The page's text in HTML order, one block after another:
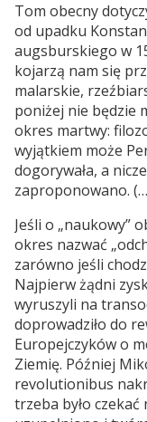
Tom obecny
od upadku
augsburskiego w
kojarzą nam się
malarskie,
poniżej nie będzie
okres martwy:
wyjątkiem może
dogorywała, a
zaproponowano.
Jeśli o „naukowy”
okres nazwać
zarówno jeśli
Najpierw żądni
wyruszyli na
doprowadziło do
Europejczyków o
Ziemię. Później
revolutionibus
trzeba było